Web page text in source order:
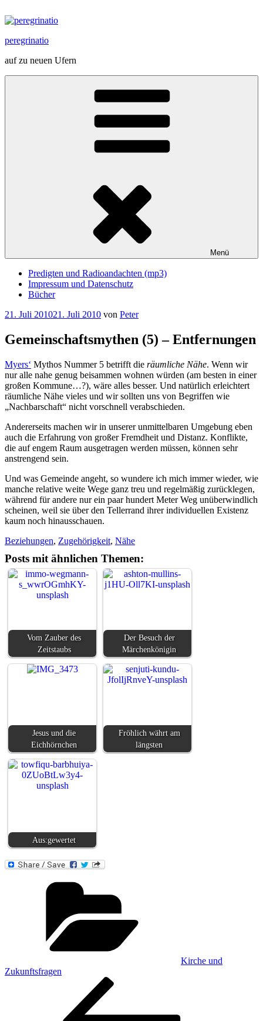
Inhalt
peregrinatio
auf zu neuen Ufern
Menü
Predigten und Radioandachten (mp3)
Impressum und Datenschutz
Bücher
Veröffentlicht
21. Juli 201021. Juli 2010 von Peter
Gemeinschaftsmythen (5) – Entfernungen
Myers‘ Mythos Nummer 5 betrifft die räumliche Nähe. Wenn wir
nur alle nahe genug beisammen wohnen würden (am besten in einer
großen Kommune…?), wäre alles besser. Und natürlich erleichtert
räumliche Nähe vieles und wir sollten uns von Begriffen wie
„Nachbarschaft“ nicht vorschnell verabschieden.
Andererseits machen wir in unserer unmittelbaren Umgebung eben
auch die Erfahrung von großer Fremdheit und Distanz. Konflikte,
die auf engem Raum ausgetragen werden müssen, können sehr
anstrengend sein.
Und was Gemeinde angeht, so wundere ich mich immer wieder, wie
manche relative weite Wege ganz treu und regelmäßig zurücklegen,
während für andere nur ein paar hundert Meter Weg unüberwindlich
scheinen, weil sie über den Tellerrand ihrer individuellen Existenz
kaum noch hinausschauen.
Beziehungen, Zugehörigkeit, Nähe
Posts mit ähnlichen Themen:
Vom Zauber des
Zeitstaubs
Der Besuch der
Märchenkönigin
Jesus und die
Eichhörnchen
Fröhlich währt am
längsten
Aus:gewertet
Kirche und
Zukunftsfragen
Beitragsnavigation